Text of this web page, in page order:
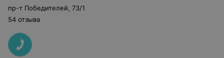
пр-т Победителей 73/1
54 отзыва